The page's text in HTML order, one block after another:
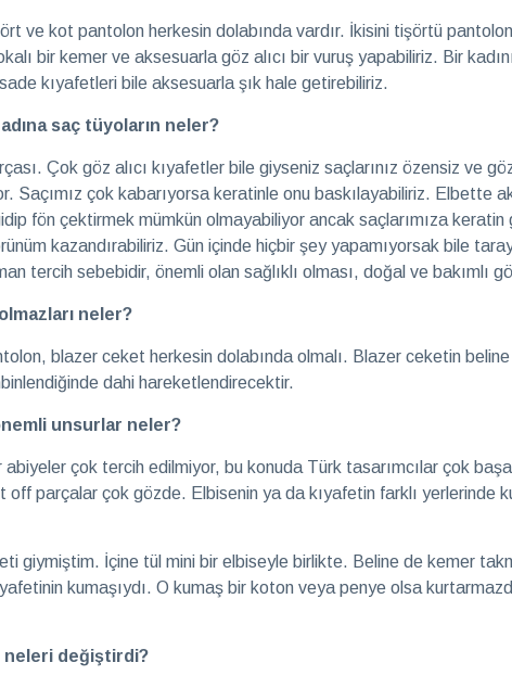
ve kot pantolon herkesin dolabında vardır. İkisini tişörtü
bir kemer ve aksesuarla göz alıcı bir vuruş yapabiliriz. Bir
kıyafetleri bile aksesuarla şık hale getirebiliriz.
saç tüyoların neler?
Çok göz alıcı kıyafetler bile giyseniz saçlarınız özensiz ve
Saçımız çok kabarıyorsa keratinle onu baskılayabiliriz. Elbette
fön çektirmek mümkün olmayabiliyor ancak saçlarımıza
kazandırabiliriz. Gün içinde hiçbir şey yapamıyorsak bile
tercih sebebidir, önemli olan sağlıklı olması, doğal ve bakımlı
neler?
blazer ceket herkesin dolabında olmalı. Blazer ceketin
dahi hareketlendirecektir.
unsurlar neler?
abiyeler çok tercih edilmiyor, bu konuda Türk tasarımcılar çok
parçalar çok gözde. Elbisenin ya da kıyafetin farklı yerlerinde
giymiştim. İçine tül mini bir elbiseyle birlikte. Beline de kemer
kumaşıydı. O kumaş bir koton veya penye olsa
neleri değiştirdi?